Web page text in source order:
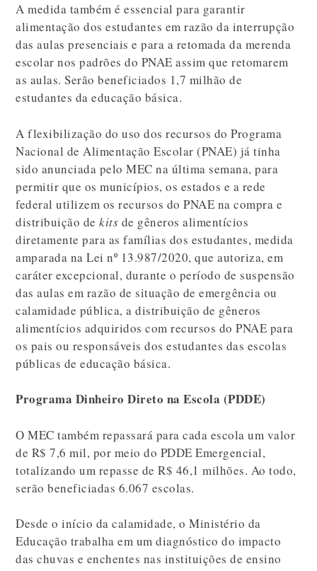
A medida também é essencial para garantir
alimentação dos estudantes em razão da interrupção
das aulas presenciais e para a retomada da merenda
escolar nos padrões do PNAE assim que retomarem
as aulas. Serão beneficiados 1,7 milhão de
estudantes da educação básica.
A flexibilização do uso dos recursos do Programa
Nacional de Alimentação Escolar (PNAE) já tinha
sido anunciada pelo MEC na última semana, para
permitir que os municípios, os estados e a rede
federal utilizem os recursos do PNAE na compra e
distribuição dekits de gêneros alimentícios
diretamente para as famílias dos estudantes, medida
amparada na Lei nº 13.987/2020, que autoriza, em
caráter excepcional, durante o período de suspensão
das aulas em razão de situação de emergência ou
calamidade pública, a distribuição de gêneros
alimentícios adquiridos com recursos do PNAE para
os pais ou responsáveis dos estudantes das escolas
públicas de educação básica.
Programa Dinheiro Direto na Escola (PDDE)
O MEC também repassará para cada escola um valor
de R$ 7,6 mil, por meio do PDDE Emergencial,
totalizando um repasse de R$ 46,1 milhões. Ao todo,
serão beneficiadas 6.067 escolas.
Desde o início da calamidade, o Ministério da
Educação trabalha em um diagnóstico do impacto
das chuvas e enchentes nas instituições de ensino